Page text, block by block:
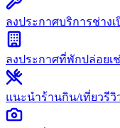
ลงประกาศบริการช่าง
ลงประกาศที่พักปล่อยเ
แนะนำร้านกิน/เที่ยวรีวิ